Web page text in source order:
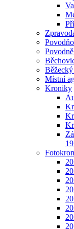
Místní
Kroniky